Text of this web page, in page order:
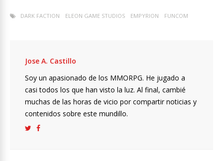
DARK FACTION ELEON GAME STUDIOS EMPYRION FUNCOM
Jose A. Castillo
Soy un apasionado de los MMORPG. He jugado a
casi todos los que han visto la luz. Al final, cambié
muchas de las horas de vicio por compartir noticias y
contenidos sobre este mundillo.